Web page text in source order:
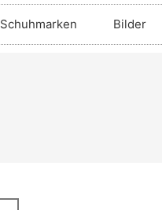
Schuhmarken Bilder